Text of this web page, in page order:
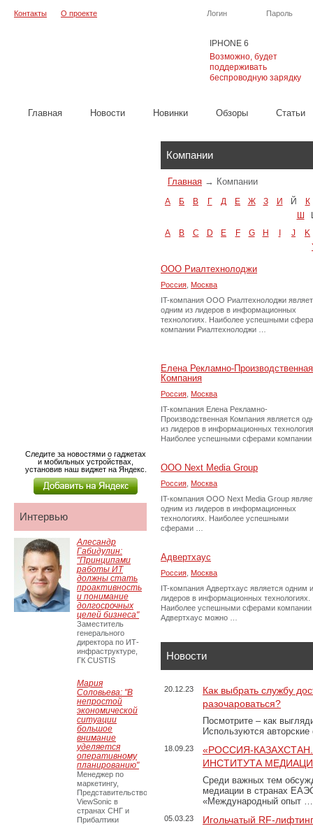
IPHONE 6
Возможно, будет
поддерживать
беспроводную зарядку
Логин Пароль
Контакты О проекте
Главная Новости Новинки Обзоры Cтатьи
Компании
Главная → Компании
А Б В Г Д Е Ж З И Й
К
Ш
A
B C D E F G H J
K
ООО Риалтехнолоджи
Россия Москва
IT-компания ООО Риалтехнолоджи
одним из лидеров в информационных
технологиях. Наиболее успешными
компании Риалтехнолоджи …
Елена Рекламно-Производственная
Компания
Россия Москва
IT-компания Елена Рекламно-
Производственная Компания является
из лидеров в информационных
Наиболее успешными сферами
ООО Next Media Group
Россия Москва
IT-компания ООО Next Media Group
одним из лидеров в информационных
технологиях. Наиболее успешными
сферами …
Адвертхаус
Россия Москва
IT-компания Адвертхаус является одним
лидеров в информационных технологиях.
Наиболее успешными сферами компании
Адвертхаус можно …
Новости
20.12.23
Как выбрать службу
разочароваться?
Посмотрите – как
Используются
18.09.23
«РОССИЯ-
ИНСТИТУТА
Среди важных тем
медиации в странах
«Международный опыт …
05.03.23 Игольчатый RF-
Следите за новостями о гаджетах
и мобильных устройствах,
установив наш виджет на Яндекс.
Интервью
Алесандр
Габидулин:
"Принципами
работы ИТ
должны стать
проактивность
и понимание
долгосрочных
целей бизнеса"
Заместитель
генерального
директора по ИТ-
инфраструктуре,
ГК CUSTIS
Мария
Соловьева: "В
непростой
экономической
ситуации
большое
внимание
уделяется
оперативному
планированию"
Менеджер по
маркетингу,
Представительство
ViewSonic в
странах СНГ и
Прибалтики